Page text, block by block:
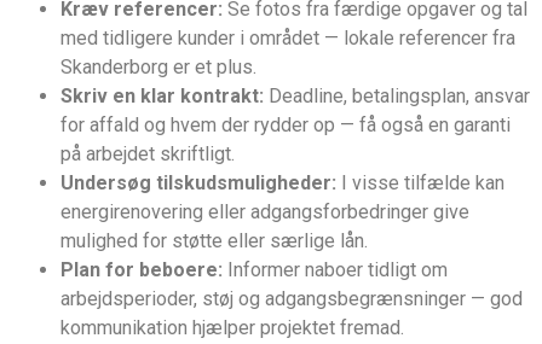
Kræv referencer: Se fotos fra færdige opgaver og tal
med tidligere kunder i området — lokale referencer fra
Skanderborg er et plus.
Skriv en klar kontrakt: Deadline, betalingsplan, ansvar
for affald og hvem der rydder op — få også en garanti
på arbejdet skriftligt.
Undersøg tilskudsmuligheder: I visse tilfælde kan
energirenovering eller adgangsforbedringer give
mulighed for støtte eller særlige lån.
Plan for beboere: Informer naboer tidligt om
arbejdsperioder, støj og adgangsbegrænsninger — god
kommunikation hjælper projektet fremad.